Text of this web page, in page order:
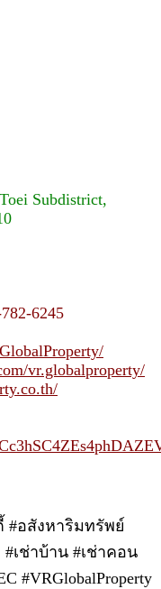
Subdistrict,
6245
vr.globalproperty/
#อสังหาริมทรัพย์
เช่าบ้าน #เช่าคอน
#VRGlobalProperty